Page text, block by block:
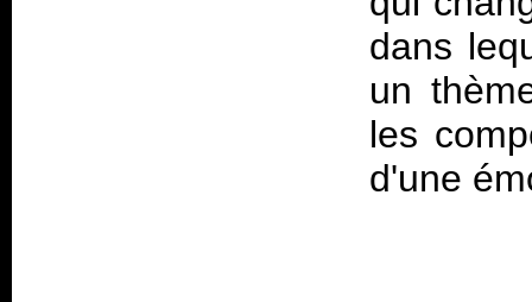
dans
un
les
d'une